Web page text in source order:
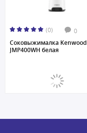
(0) 0
Соковыжималкa Kenwood
JMP400WH белая